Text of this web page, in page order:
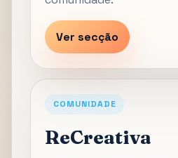
Ver secção
COMUNIDADE
ReCreativa